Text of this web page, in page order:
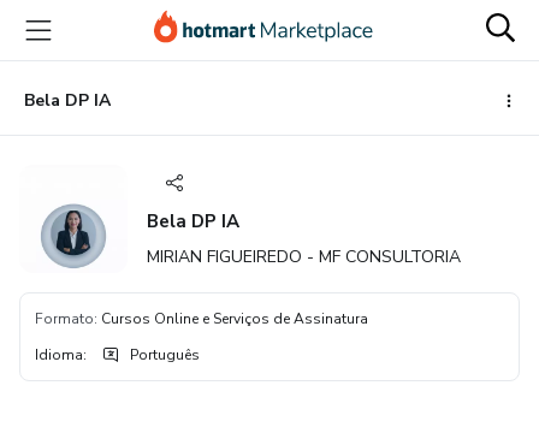
para
conteúdo
principal
para
pagamento
para
rodapé
Bela DP IA
Bela DP IA
MIRIAN FIGUEIREDO - MF CONSULTORIA
Formato: Cursos Online e Serviços de Assinatura
Idioma: Português